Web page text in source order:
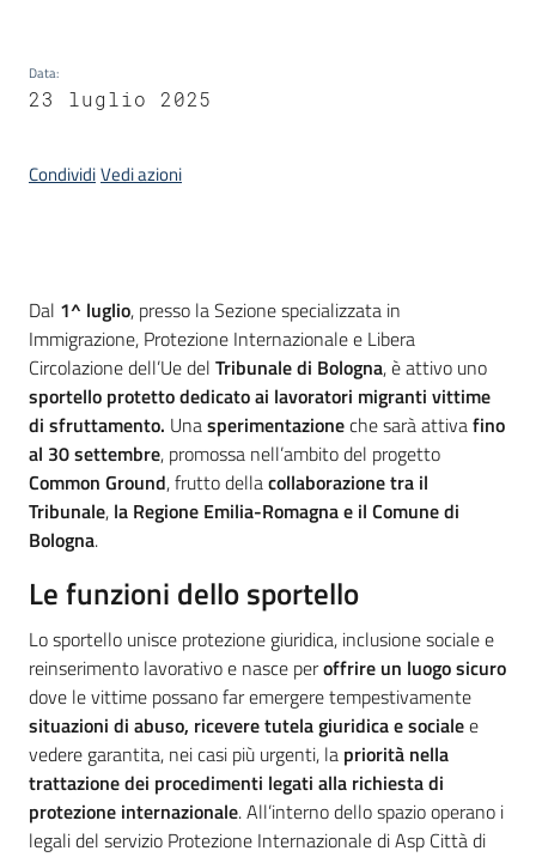
Data:
23 luglio 2025
CondividiVedi azioni
Introduzione
Dal 1^ luglio, presso la Sezione specializzata in
Immigrazione, Protezione Internazionale e Libera
Circolazione dell’Ue del Tribunale di Bologna, è attivo uno
sportello protetto dedicato ai lavoratori migranti vittime
di sfruttamento. Unasperimentazioneche sarà attivafino
al 30 settembre, promossa nell’ambito del progetto
Common Ground, frutto dellacollaborazione tra il
Tribunale, la Regione Emilia-Romagnae il Comune di
Bologna.
Le funzioni dello sportello
Lo sportello unisce protezione giuridica, inclusione sociale e
reinserimento lavorativo e nasce peroffrire un luogo sicuro
dove le vittime possano far emergere tempestivamente
situazioni di abuso, ricevere tutela giuridica e socialee
vedere garantita, nei casi più urgenti, la priorità nella
trattazione dei procedimenti legati alla richiesta di
protezione internazionale. All’interno dello spazio operano i
legali del servizio Protezione Internazionale di Asp Città di